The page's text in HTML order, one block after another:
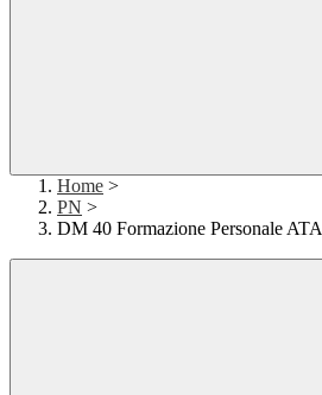
Home >
PN >
DM 40 Formazione Personale ATA